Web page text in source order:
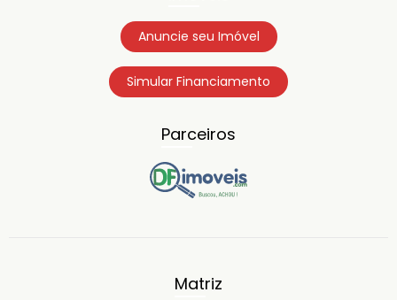
Anuncie seu Imóvel
Simular Financiamento
Parceiros
Matriz